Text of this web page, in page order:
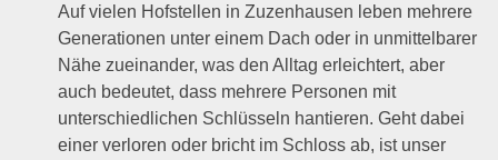
Auf vielen Hofstellen in Zuzenhausen leben mehrere
Generationen unter einem Dach oder in unmittelbarer
Nähe zueinander, was den Alltag erleichtert, aber
auch bedeutet, dass mehrere Personen mit
unterschiedlichen Schlüsseln hantieren. Geht dabei
einer verloren oder bricht im Schloss ab, ist unser